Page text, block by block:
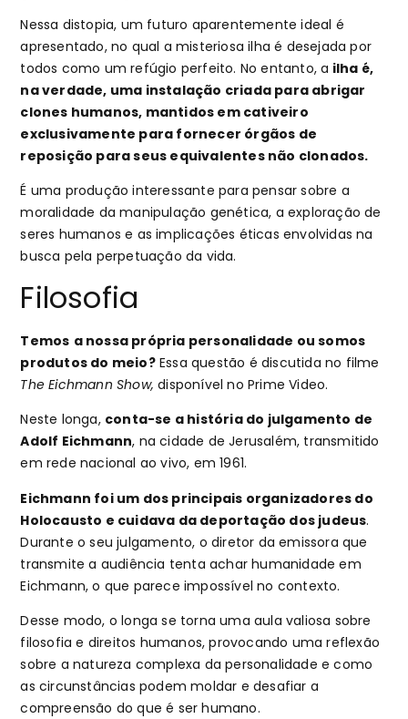
Nessa distopia, um futuro aparentemente ideal é
apresentado, no qual a misteriosa ilha é desejada por
todos como um refúgio perfeito. No entanto, a ilha é,
na verdade, uma instalação criada para abrigar
clones humanos, mantidos em cativeiro
exclusivamente para fornecer órgãos de
reposição para seus equivalentes não clonados.
É uma produção interessante para pensar sobre a
moralidade da manipulação genética, a exploração de
seres humanos e as implicações éticas envolvidas na
busca pela perpetuação da vida.
Filosofia
Temos a nossa própria personalidade ou somos
produtos do meio?Essa questão é discutida no filme
The Eichmann Show,disponível no Prime Video.
Neste longa, conta-se a história do julgamento de
Adolf Eichmann, na cidade de Jerusalém, transmitido
em rede nacional ao vivo, em 1961.
Eichmann foi um dos principais organizadores do
Holocausto e cuidava da deportação dos judeus.
Durante o seu julgamento, o diretor da emissora que
transmite a audiência tenta achar humanidade em
Eichmann, o que parece impossível no contexto.
Desse modo, o longa se torna uma aula valiosa sobre
filosofia e direitos humanos, provocando uma reflexão
sobre a natureza complexa da personalidade e como
as circunstâncias podem moldar e desafiar a
compreensão do que é ser humano.